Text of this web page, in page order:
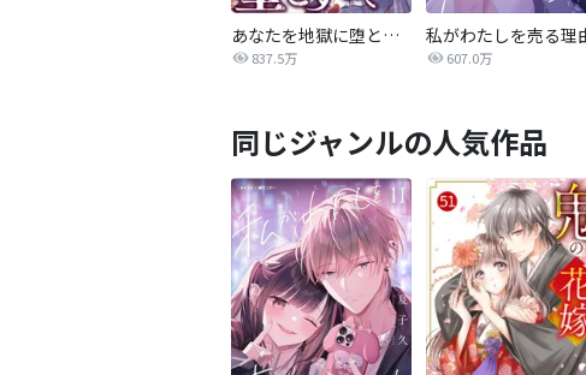
あなたを地獄に堕とすまで
837.5万
私がわたしを売る理
607.0万
同じジャンルの人気作品